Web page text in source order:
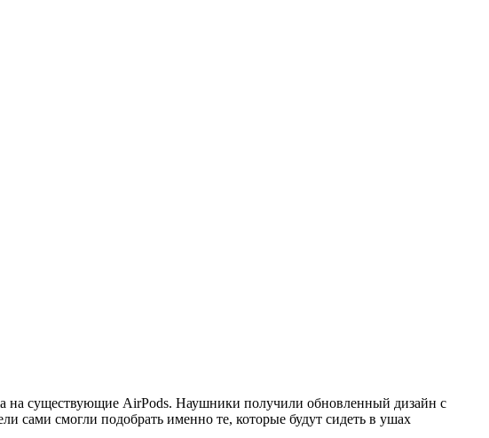
на существующие AirPods. Наушники получили обновленный дизайн с
сами смогли подобрать именно те, которые будут сидеть в ушах